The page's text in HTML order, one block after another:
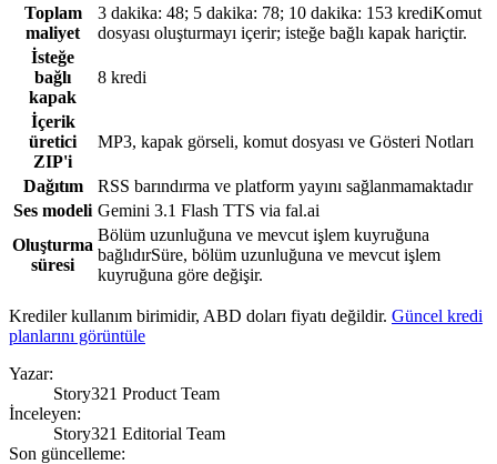
Toplam
maliyet
3 dakika: 48; 5 dakika: 78; 10 dakika: 153 krediKomut
dosyası oluşturmayı içerir; isteğe bağlı kapak hariçtir.
İsteğe
bağlı
kapak
8 kredi
İçerik
üretici
ZIP'i
MP3, kapak görseli, komut dosyası ve Gösteri Notları
Dağıtım
RSS barındırma ve platform yayını sağlanmamaktadır
Ses modeli Gemini 3.1 Flash TTS via fal.ai
Oluşturma
süresi
Bölüm uzunluğuna ve mevcut işlem kuyruğuna
bağlıdırSüre, bölüm uzunluğuna ve mevcut işlem
kuyruğuna göre değişir.
Krediler kullanım birimidir, ABD doları fiyatı değildir. Güncel kredi
planlarını görüntüle
Yazar:
Story321 Product Team
İnceleyen:
Story321 Editorial Team
Son güncelleme: